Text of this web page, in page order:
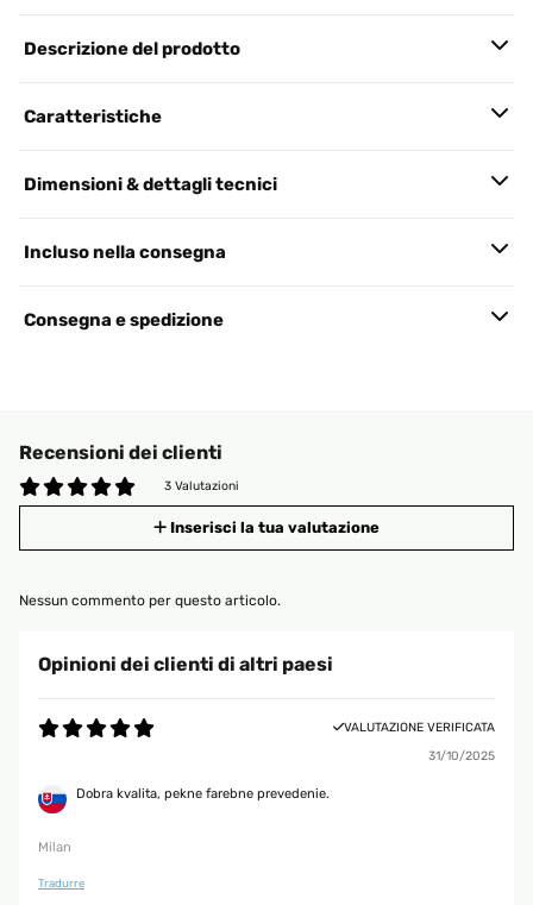
Descrizione del prodotto
Caratteristiche
Dimensioni & dettagli tecnici
Incluso nella consegna
Consegna e spedizione
Recensioni dei clienti
3 Valutazioni
Inserisci la tua valutazione
Nessun commento per questo articolo.
Opinioni dei clienti di altri paesi
VALUTAZIONE VERIFICATA
31/10/2025
Dobra kvalita, pekne farebne prevedenie.
Milan
Tradurre